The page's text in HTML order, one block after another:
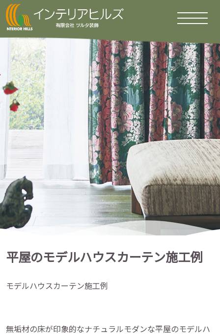
平屋のモデルハウスカーテン施工例
モデルハウスカーテン施工例
無垢材の床が印象的なナチュラルモダンな平屋のモデルハ